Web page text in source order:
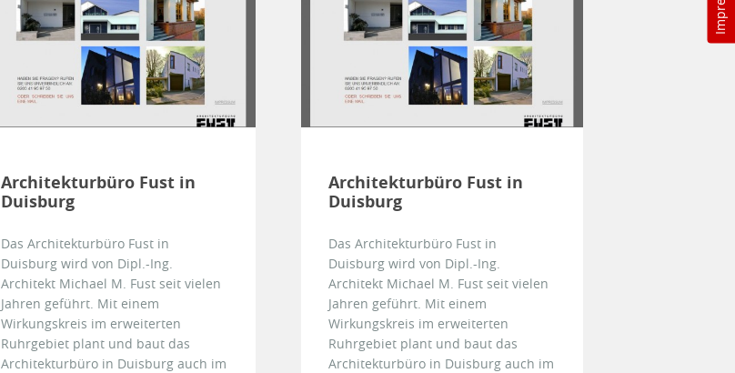
Architekturbüro Fust in
Duisburg
Das Architekturbüro Fust in
Duisburg wird von Dipl.-Ing.
Architekt Michael M. Fust seit vielen
Jahren geführt. Mit einem
Wirkungskreis im erweiterten
Ruhrgebiet plant und baut das
Architekturbüro in Duisburg auch im
Architekturbüro Fust in
Duisburg
Das Architekturbüro Fust in
Duisburg wird von Dipl.-Ing.
Architekt Michael M. Fust seit vielen
Jahren geführt. Mit einem
Wirkungskreis im erweiterten
Ruhrgebiet plant und baut das
Architekturbüro in Duisburg auch im